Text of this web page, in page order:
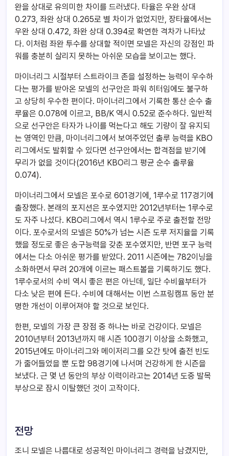
완을 상대로 유의미한 차이를 드러냈다. 타율은 우완 상대
0.273, 좌완 상대 0.265로 별 차이가 없었지만, 장타율에서는
우완 상대 0.472, 좌완 상대 0.394로 확연한 격차가 나타났
다. 이처럼 좌완 투수를 상대할 적이면 모넬은 자신의 강점인 파
워를 충분히 살리지 못하는 아쉬운 모습을 보이고는 했다.
마이너리그 시절부터 스트라이크 존을 설정하는 능력이 우수하
다는 평가를 받아온 모넬의 선구안은 파워 히터임에도 불구하
고 상당히 우수한 편이다. 마이너리그에서 기록한 통산 순수 출
루율은 0.078에 이르고, BB/K 역시 0.52로 준수하다. 일반적
으로 선구안은 타자가 나이를 먹는다고 해도 기량이 잘 유지되
는 영역인 만큼, 마이너리그에서 보여주었던 출루 능력을 KBO
리그에서도 발휘할 수 있다면 선구안에서는 합격점을 받기에
무리가 없을 것이다(2016년 KBO리그 평균 순수 출루율
0.074).
마이너리그에서 모넬은 포수로 601경기에, 1루수로 117경기에
출장했다. 본래의 포지션은 포수였지만 2012년부터는 1루수로
도 자주 나섰다. KBO리그에서 역시 1루수로 주로 출전할 전망
이다. 포수로서의 모넬은 50%가 넘는 시즌 도루 저지율을 기록
했을 정도로 좋은 송구능력을 갖춘 포수였지만, 반면 포구 능력
에서는 다소 아쉬운 평가를 받았다. 2011 시즌에는 782이닝을
소화하면서 무려 20개에 이르는 패스트볼을 기록하기도 했다.
1루수로서의 수비 역시 좋은 편은 아닌데, 일단 수비율부터가
다소 낮은 편에 든다. 수비에 대해서는 이번 스프링캠프 동안 분
명한 개선이 이루어져야 할 것으로 보인다.
한편, 모넬의 가장 큰 장점 중 하나는 바로 건강이다. 모넬은
2010년부터 2013년까지 매 시즌 100경기 이상을 소화했고,
2015년에도 마이너리그와 메이저리그를 오간 탓에 출전 빈도
가 줄어들었을 뿐 도합 98경기에 나서며 건강하게 한 시즌을
보냈다. 근 몇 년 동안의 부상 이력이라고는 2014년 도중 발목
부상으로 잠시 이탈했던 것이 고작이다.
전망
조니 모넬은 나름대로 성공적인 마이너리그 경력을 남겼지만,